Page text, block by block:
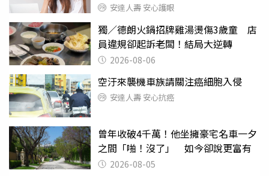
安達人壽 安心護眼
獨／德朗火鍋招牌雞湯燙傷3歲童 店
員違規卻起訴老闆！結局大逆轉
2026-08-06
空汙來襲機車族請關注癌細胞入侵
安達人壽 安心抗癌
曾年收破4千萬！他坐擁豪宅名車一夕
之間「啪！沒了」 如今卻說更富有
2026-08-05